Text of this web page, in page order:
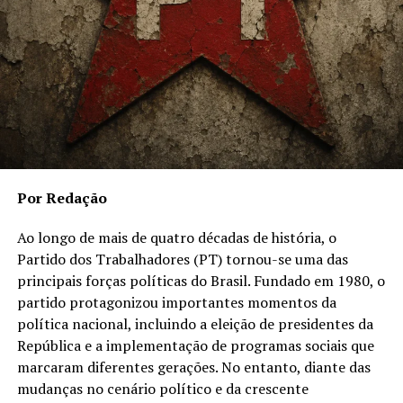
Por Redação
Ao longo de mais de quatro décadas de história, o
Partido dos Trabalhadores (PT) tornou-se uma das
principais forças políticas do Brasil. Fundado em 1980, o
partido protagonizou importantes momentos da
política nacional, incluindo a eleição de presidentes da
República e a implementação de programas sociais que
marcaram diferentes gerações. No entanto, diante das
mudanças no cenário político e da crescente